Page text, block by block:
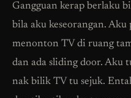
Gangguan kerap berlaku
bila aku keseorangan.
menonton TV di ruang
dan ada sliding door. Aku
nak bilik TV tu sejuk.